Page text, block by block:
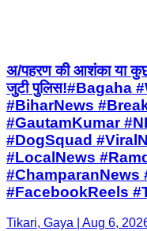
अ/पहरण की आशंका या
जुटी पुलिस!#Bagaha
#BiharNews
#GautamKumar
#DogSquad
#LocalNews
#ChamparanNews
#FacebookReels
Tikari, Gaya | Aug 6,